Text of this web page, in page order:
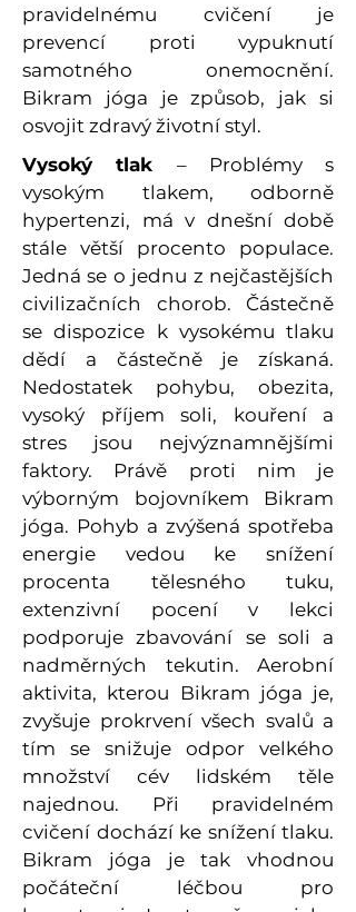
pravidelnému cvičení je
prevencí proti vypuknutí
samotného onemocnění.
Bikram jóga je způsob, jak si
osvojit zdravý životní styl.
Vysoký tlak – Problémy s
vysokým tlakem, odborně
hypertenzi, má v dnešní době
stále větší procento populace.
Jedná se o jednu z nejčastějších
civilizačních chorob. Částečně
se dispozice k vysokému tlaku
dědí a částečně je získaná.
Nedostatek pohybu, obezita,
vysoký příjem soli, kouření a
stres jsou nejvýznamnějšími
faktory. Právě proti nim je
výborným bojovníkem Bikram
jóga. Pohyb a zvýšená spotřeba
energie vedou ke snížení
procenta tělesného tuku,
extenzivní pocení v lekci
podporuje zbavování se soli a
nadměrných tekutin. Aerobní
aktivita, kterou Bikram jóga je,
zvyšuje prokrvení všech svalů a
tím se snižuje odpor velkého
množství cév lidském těle
najednou. Při pravidelném
cvičení dochází ke snížení tlaku.
Bikram jóga je tak vhodnou
počáteční léčbou pro